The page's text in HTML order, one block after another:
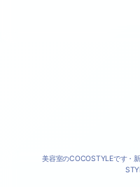
美容室のCOCOSTYLEです・